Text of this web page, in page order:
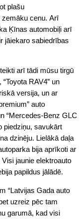
plašu
zemāku cenu. Arī
Ķīnas automobiļi arī
jāiekaro sabiedrības
arī tādi mūsu tirgū
RAV4” un
versija, un ar
auto
“Mercedes-Benz GLC
piedziņu, savukārt
dzinēju. Lielākā daļa
bija aprīkoti ar
jaunie elektroauto
papildus jālādē.
“Latvijas Gada auto
uzreiz pēc tam
garumā, kad visi